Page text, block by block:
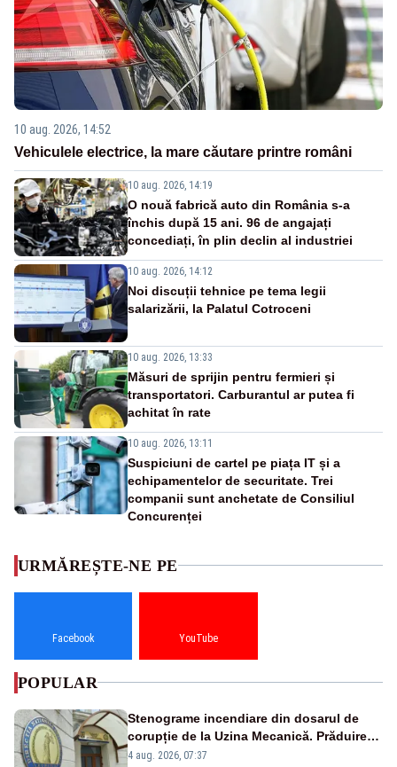
10 aug. 2026, 14:52
Vehiculele electrice, la mare căutare printre români
10 aug. 2026, 14:19
O nouă fabrică auto din România s-a
închis după 15 ani. 96 de angajați
concediați, în plin declin al industriei
10 aug. 2026, 14:12
Noi discuții tehnice pe tema legii
salarizării, la Palatul Cotroceni
10 aug. 2026, 13:33
Măsuri de sprijin pentru fermieri și
transportatori. Carburantul ar putea fi
achitat în rate
10 aug. 2026, 13:11
Suspiciuni de cartel pe piața IT și a
echipamentelor de securitate. Trei
companii sunt anchetate de Consiliul
Concurenței
URMĂREȘTE-NE PE
Facebook YouTube
POPULAR
Stenograme incendiare din dosarul de
corupție de la Uzina Mecanică. Prăduirea
banilor din programul SAFE, interceptată
4 aug. 2026, 07:37